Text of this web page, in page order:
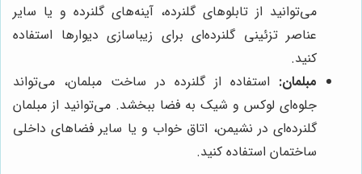
می‌توانید از تابلوهای گلنرده، آینه‌های گلنرده و یا سایر
عناصر تزئینی گلنرده‌ای برای زیباسازی دیوارها استفاده
کنید.
مبلمان: استفاده از گلنرده در ساخت مبلمان، می‌تواند
جلوه‌ای لوکس و شیک به فضا ببخشد. می‌توانید از مبلمان
گلنرده‌ای در نشیمن، اتاق خواب و یا سایر فضاهای داخلی
ساختمان استفاده کنید.